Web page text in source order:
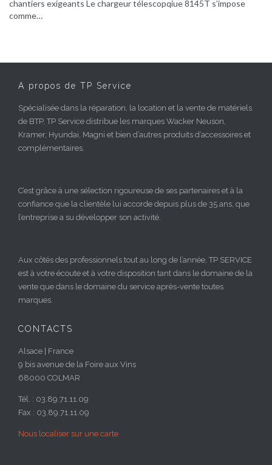
chantiers exigeants Le chargeur télescopqiue 8145T s’impose
comme…
A propos de TP Service
Spécialisée dans la réparation, la location et la vente de matériels
de BTP, TP Service distribue les marques Wacker Neuson,
Kramer, Hyundai, Magni et bien d’autres produits d’accessoires et
complémentaires.
C’est grâce à une sélection rigoureuse de ses partenaires et à la
confiance que la clientèle lui accorde depuis plus de 35 ans, que
l’entreprise a su développer son activité.
Aux côtés des professionnels tout au long de l’année, TP SERVICE
est à votre écoute et à votre disposition tant dans le domaine de la
vente que dans le domaine du service après-vente toutes
marques.
CONTACTS
Alsace | France
9 bis avenue de la Foire aux Vins
68000 COLMAR
Tél. : 03.89.71.11.09
Fax : 03.89.71.11.09
Nous localiser sur une carte